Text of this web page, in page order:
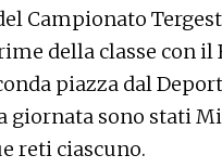
Campionato
della classe con il
piazza dal
giornata sono stati
reti ciascuno.